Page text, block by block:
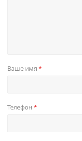
Ваше имя *
Телефон *